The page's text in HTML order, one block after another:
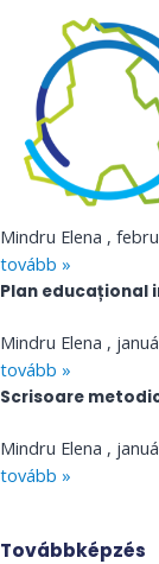
content
Speciális,
A jelenlegi oldal
Köszönjük a
A régi oldal itt
A szakterület
tanácsadás,
Cercuri
Mindru Elena
tovább »
Plan educațional
Mindru Elena
tovább »
Scrisoare
Mindru Elena
tovább »
Továbbképzés